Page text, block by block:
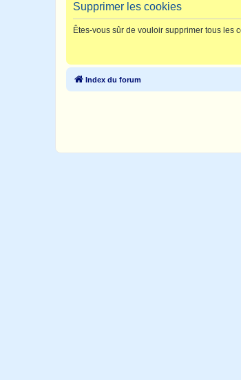
Supprimer les cookies
Êtes-vous sûr de vouloir supprimer tous les
Index du forum